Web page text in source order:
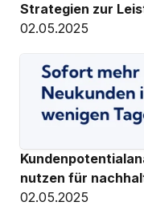
Strategien zur
02.05.2025
nutzen für
02.05.2025